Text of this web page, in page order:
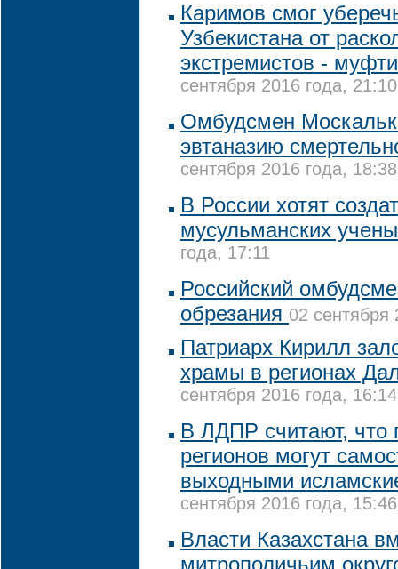
Каримов смог
Узбекистана от
экстремистов -
сентября 2016 года, 21:10
Омбудсмен
эвтаназию
сентября 2016 года, 18:38
В России хотят
мусульманских
года, 17:11
Российский
обрезания 02 сентября
Патриарх Кирилл
храмы в регионах
сентября 2016 года, 16:14
В ЛДПР считают, что
регионов могут
выходными
сентября 2016 года, 15:46
Власти Казахстана
митрополичьим